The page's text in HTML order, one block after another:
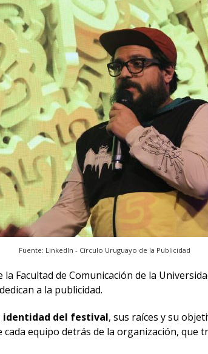
Fuente: LinkedIn - Círculo Uruguayo de la Publicidad
Facultad de Comunicación de la
a la publicidad.
identidad del festival, sus raíces y su
equipo detrás de la organización,